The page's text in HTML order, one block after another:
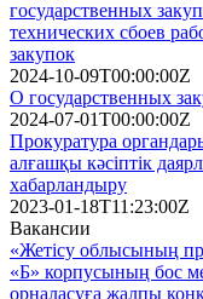
государственных
технических сбоев
закупок
2024-10-09T00:00:00Z
О государственных
2024-07-01T00:00:00Z
Прокуратура
алғашқы кәсіптік
хабарландыру
2023-01-18T11:23:00Z
Вакансии
«Жетісу облысының
«Б» корпусының бос
орналасуға жалпы